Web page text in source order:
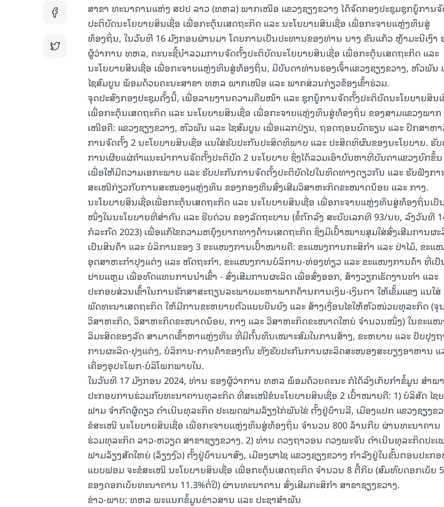
ສາຂາ ທະນາຄານແຫ່ງ ສປປ ລາວ (ທຫລ) ພາກເໜືອ ແຂວງຊຽງຂວາງ ໄດ້ຈັດກອງປະຊຸມຊຸກຍູ້ການ
ປະຕິບັດນະໂຍບາຍສິນເຊື່ອ ເພື່ອກະຕຸ້ນເສດຖະກິດ ແລະ ນະໂຍບາຍສິນເຊື່ອ ເພື່ອກະຈາຍແຫຼ່ງທຶນສູ່
ທ້ອງຖິ່ນ, ໃນວັນທີ 16 ມັງກອນຜ່ານມາ ໂດຍການເປັນປະທານຂອງທ່ານ ນາງ ຂັນແກ້ວ ຫຼ້າມະນີເງົາ
ຜູ້ວ່າການ ທຫລ, ຄະນະຊີ້ນໍາລວມການຈັດຕັ້ງປະຕິບັດນະໂຍບາຍສິນເຊື່ອ ເພື່ອກະຕຸ້ນເສດຖະກິດ ແລະ
ນະໂຍບາຍສິນເຊື່ອ ເພື່ອກະຈາຍແຫຼ່ງທຶນສູ່ທ້ອງຖິ່ນ, ມີບັນດາທ່ານຮອງເຈົ້າແຂວງຊຽງຂວາງ, ຫົວພັນ
ໄຊສົມບູນ ພ້ອມດ້ວຍຄະນະສາຂາ ທຫລ ພາກເໜືອ ແລະ ພາກສ່ວນກ່ຽວຂ້ອງເຂົ້າຮ່ວມ.
ຈຸດປະສົງກອງປະຊຸມຄັ້ງນີ້, ເພື່ອລາຍງານຄວາມຄືບໜ້າ ແລະ ຊຸກຍູ້ການຈັດຕັ້ງປະຕິບັດນະໂຍບາຍສິນ
ເພື່ອກະຕຸ້ນເສດຖະກິດ ແລະ ນະໂຍບາຍສິນເຊື່ອ ເພື່ອກະຈາຍແຫຼ່ງທຶນສູ່ທ້ອງຖິ່ນ ຂອງສາມແຂວງພາກ
ເໜືອຄື: ແຂວງຊຽງຂວາງ, ຫົວພັນ ແລະ ໄຊສົມບູນ ເພື່ອແລກປ່ຽນ, ຖອດຖອນບົດຮຽນ ແລະ ປຶກສາຫ
ການຈັດຕັ້ງ 2 ນະໂຍບາຍສິນເຊື່ອ ແນໃສ່ຮັບປະກັນປະສິດທິພາບ ແລະ ປະສິດທິຜົນຂອງນະໂຍບາຍ. ຮັ
ການເຜີຍແຜ່ຄໍາແນະນໍາການຈັດຕັ້ງປະຕິບັດ 2 ນະໂຍບາຍ ຊຶ່ງໄດ້ລວມເອົາບັນຫາທີ່ບັນດາແຂວງຍົກຂຶ້ນ
ເພື່ອໃຫ້ມີຄວາມເອກະພາບ ແລະ ຮັບປະກັນການຈັດຕັ້ງປະຕິບັດໄປໃນທິດທາງດຽວກັນ ແລະ ຮັບຟັງກ
ສະເໜີກ່ຽວກັບການສະໜອງແຫຼ່ງທຶນ ຂອງກອງທຶນສົ່ງເສີມວິສາຫະກິດຂະໜາດນ້ອຍ ແລະ ກາງ.
ນະໂຍບາຍສິນເຊື່ອເພື່ອກະຕຸ້ນເສດຖະກິດ ແລະ ນະໂຍບາຍສິນເຊື່ອ ເພື່ອກະຈາຍແຫຼ່ງທຶນສູ່ທ້ອງຖິ່ນເປັ
ໜຶ່ງໃນນະໂຍບາຍທີ່ສໍາຄັນ ແລະ ຮີບດ່ວນ ຂອງລັດຖະບານ (ຂໍ້ຕົກລົງ ສະບັບເລກທີ 93/ນຍ, ລົງວັນທີ
ກໍລະກົດ 2023) ເພື່ອແກ້ໄຂຄວາມຫຍຸ້ງຍາກທາງດ້ານເສດຖະກິດ ຊຶ່ງມີເປົ້າໝາຍສຸມໃສ່ສົ່ງເສີມການຜ
ເປັນສິນຄ້າ ແລະ ບໍລິການຂອງ 3 ຂະແໜງການເປົ້າໝາຍຄື: ຂະແໜງການກະສິກໍາ ແລະ ປ່າໄມ້, ຂະແ
ອຸດສາຫະກໍາປຸງແຕ່ງ ແລະ ຫັດຖະກໍາ, ຂະແໜງການບໍລິການ-ທ່ອງທ່ຽວ ແລະ ຂະແໜງການຄ້າ ທີ່ເປັ
ປາຍແຫຼມ ເພື່ອທົດແທນການນໍາເຂົ້າ - ສົ່ງເສີມການຜະລິດ ເພື່ອສົ່ງອອກ, ສ້າງວຽກເຮັດງານທຳ ແລະ
ປະກອບສ່ວນເຂົ້າໃນການຮັກສາສະຖຽນລະພາບມະຫາພາກດ້ານການເງິນ-ເງິນຕາ ໃຫ້ເຂັ້ມແຂງ ແນໃສ່
ພັດທະນາເສດຖະກິດ ໃຫ້ມີການຂະຫຍາຍຕົວແບບຍືນຍົງ ແລະ ສ້າງເງື່ອນໄຂໃຫ້ຫົວໜ່ວຍທຸລະກິດ (ຈຸ
ວິສາຫະກິດ, ວິສາຫະກິດຂະໜາດນ້ອຍ, ກາງ ແລະ ວິສາຫະກິດຂະໜາດໃຫຍ່ ຈຳນວນໜຶ່ງ) ໃນຂະແ
ລິມະສິດຂອງລັດ ສາມາດເຂົ້າຫາແຫຼ່ງທຶນ ທີ່ມີຕົ້ນທຶນເໝາະສົມໃນການສ້າງ, ຂະຫຍາຍ ແລະ ປັບປຸງ
ການຜະລິດ-ປຸງແຕ່ງ, ບໍລິການ-ການຄ້າຂອງຕົນ ທັງຮັບປະກັນການຜະລິດສະໜອງສະບຽງອາຫານ ແ
ເຄື່ອງອຸປະໂພກ-ບໍລິໂພກພາຍໃນ.
ໃນວັນທີ 17 ມັງກອນ 2024, ທ່ານ ຮອງຜູ້ວ່າການ ທຫລ ພ້ອມດ້ວຍຄະນະ ກໍໄດ້ລົງເກັບກໍາຂໍ້ມູນ ສຳພ
ປະກອບການຮ່ວມກັບທະນາຄານທຸລະກິດ ທີ່ສະເໜີຂໍນະໂຍບາຍສິນເຊື່ອ 2 ເປົ້າໝາຍຄື: 1) ບໍລິສັດ ໄຊ
ຟາມ ຈຳກັດຜູ້ດຽວ ດຳເນີນທຸລະກິດ ປະເພດຟາມລ້ຽງໄກ່ພັນໄຂ່ ຕັ້ງຢູ່ບ້ານລີ, ເມືອງແປກ ແຂວງຊຽງຂ
ຂໍສະເໜີ ນະໂຍບາຍສິນເຊື່ອ ເພື່ອກະຈາຍແຫຼ່ງທຶນສູ່ທ້ອງຖິ່ນ ຈໍານວນ 800 ລ້ານກີບ ຜ່ານທະນາຄານ
ຮ່ວມທຸລະກິດ ລາວ-ຫວຽດ ສາຂາຊຽງຂວາງ. 2) ທ່ານ ດວງຖາວອນ ດວງພະຈັນ ດໍາເນີນທຸລະກິດປະເ
ຟາມລ້ຽງສັດໃຫຍ່ (ລ້ຽງງົວ) ຕັ້ງຢູ່ບ້ານນາສົງ, ເມືອງຜາໄຊ ແຂວງຊຽງຂວາງ ກຳລັງຢູ່ໃນຂັ້ນຕອນປະກ
ແບບຟອມ ຈະຂໍສະເໜີ ນະໂຍບາຍສິນເຊື່ອ ເພື່ອກະຕຸ້ນເສດຖະກິດ ຈຳນວນ 8 ຕື້ກີບ (ສົມທົບດອກເບ້ຍ
ຂອງດອກເບ້ຍທະນາຄານ 11.3%ຕໍ່ປີ) ຜ່ານທະນາຄານ ສົ່ງເສີມກະສິກຳ ສາຂາຊຽງຂວາງ.
ຂ່າວ-ພາບ: ທຫລ ພະແນກຂໍ້ມູນຂ່າວສານ ແລະ ປະຊາສໍາພັນ
15.040(07-08-